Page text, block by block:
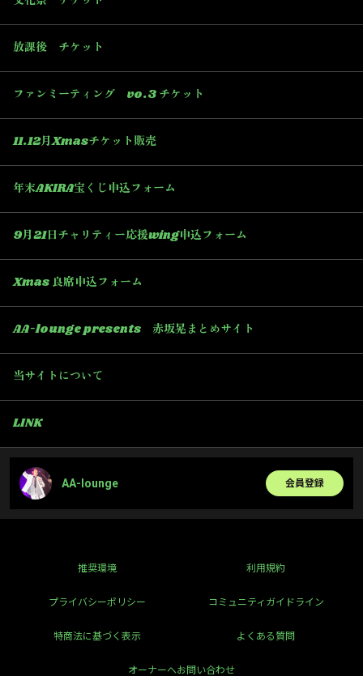
放課後 チケット
ファンミーティング vo.3 チケット
11.12月Xmasチケット販売
年末AKIRA宝くじ申込フォーム
9月21日チャリティー応援wing申込フォーム
Xmas 良席申込フォーム
AA-lounge presents 赤坂晃まとめサイト
当サイトについて
LINK
AA-lounge 会員登録
推奨環境 利用規約
プライバシーポリシー コミュニティガイドライン
特商法に基づく表示 よくある質問
オーナーへお問い合わせ